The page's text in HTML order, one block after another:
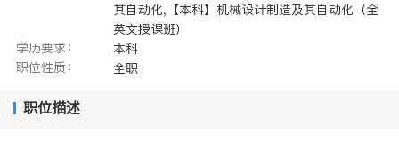
其自动化,【本科】机械设计制造及其自动化（全
英文授课班）
学历要求：
本科
职位性质：
全职
职位描述